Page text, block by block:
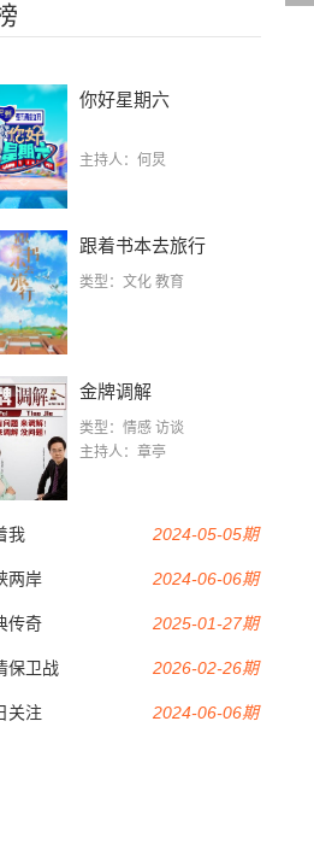
你好星期六
主持人：何炅
跟着书本去旅行
类型：文化 教育
金牌调解
类型：情感 访谈
主持人：章亭
2024-05-05期
我
2024-06-06期
两岸
2025-01-27期
传奇
2026-02-26期
保卫战
2024-06-06期
关注